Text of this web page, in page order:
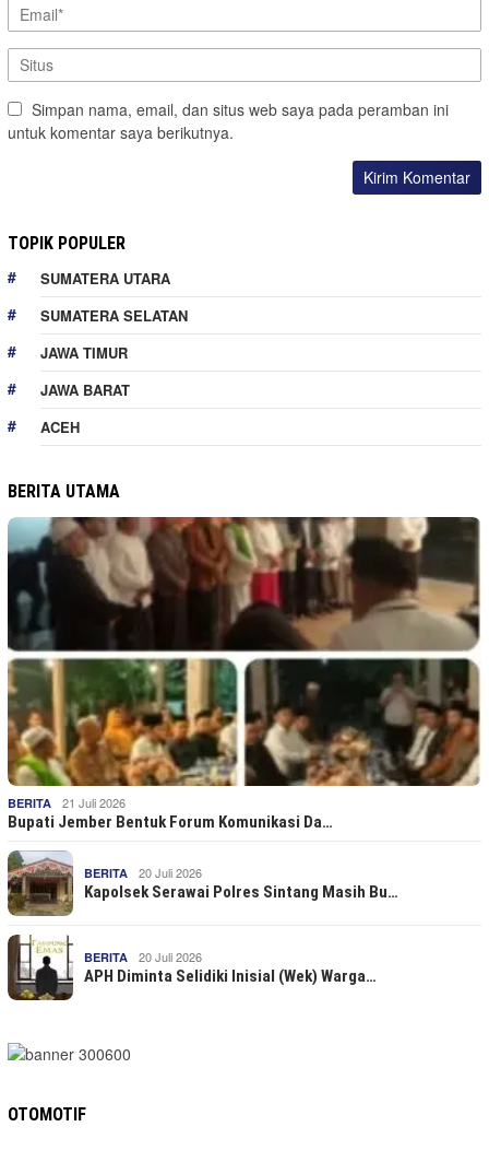
Simpan nama, email, dan situs web saya pada peramban ini
untuk komentar saya berikutnya.
TOPIK POPULER
SUMATERA UTARA
SUMATERA SELATAN
JAWA TIMUR
JAWA BARAT
ACEH
BERITA UTAMA
BERITA 21 Juli 2026
Bupati Jember Bentuk Forum Komunikasi Da…
BERITA 20 Juli 2026
Kapolsek Serawai Polres Sintang Masih Bu…
BERITA 20 Juli 2026
APH Diminta Selidiki Inisial (Wek) Warga…
OTOMOTIF